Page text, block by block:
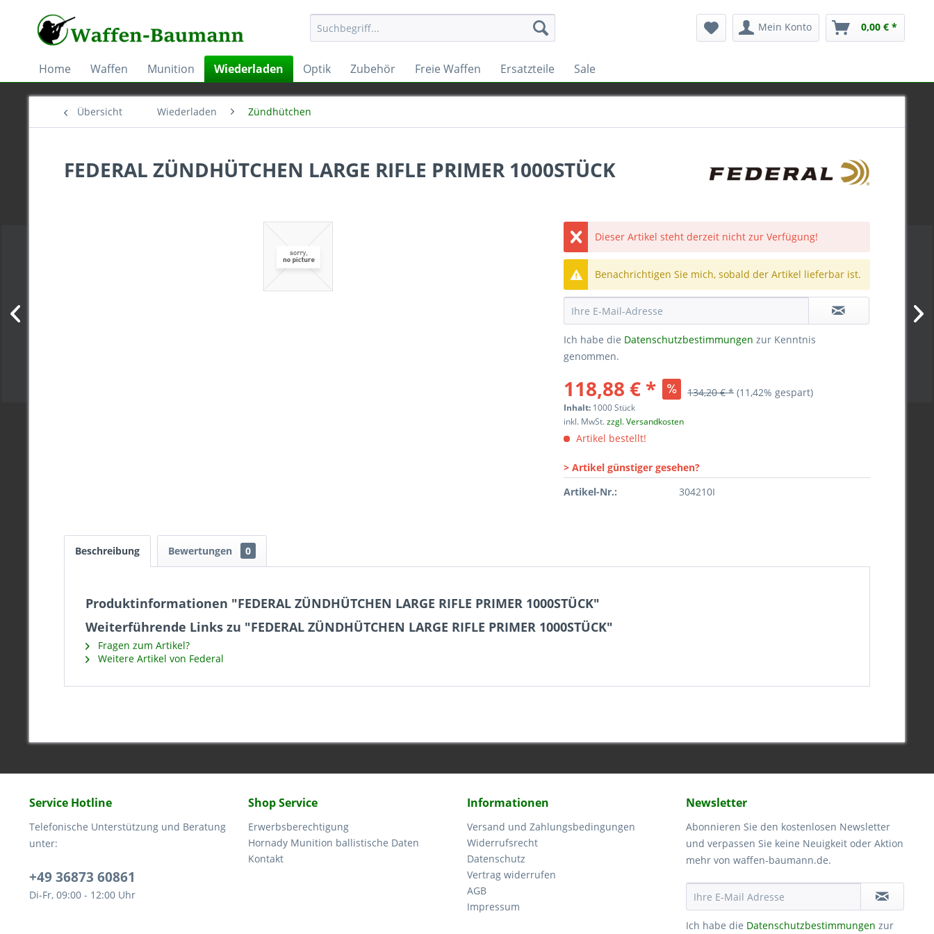
Mein Konto 0,00 € *
Home Waffen Munition Wiederladen Optik Zubehör Freie Waffen Ersatzteile Sale
Übersicht Wiederladen Zündhütchen
FEDERAL ZÜNDHÜTCHEN LARGE RIFLE PRIMER 1000STÜCK
Dieser Artikel steht derzeit nicht zur Verfügung!
Benachrichtigen Sie mich, sobald der Artikel lieferbar ist.
Ich habe die Datenschutzbestimmungen zur Kenntnis
genommen.
118,88 € * 134,20 € * (11,42% gespart)
Inhalt: 1000 Stück
inkl. MwSt.zzgl. Versandkosten
Artikel bestellt!
> Artikel günstiger gesehen?
Artikel-Nr.:
304210I
Beschreibung Bewertungen 0
Produktinformationen "FEDERAL ZÜNDHÜTCHEN LARGE RIFLE PRIMER 1000STÜCK"
Weiterführende Links zu "FEDERAL ZÜNDHÜTCHEN LARGE RIFLE PRIMER 1000STÜCK"
Fragen zum Artikel?
Weitere Artikel von Federal
Service Hotline
Telefonische Unterstützung und Beratung
unter:
+49 36873 60861
Di-Fr, 09:00 - 12:00 Uhr
Shop Service
Erwerbsberechtigung
Hornady Munition ballistische Daten
Kontakt
Informationen
Versand und Zahlungsbedingungen
Widerrufsrecht
Datenschutz
Vertrag widerrufen
AGB
Impressum
Newsletter
Abonnieren Sie den kostenlosen Newsletter
und verpassen Sie keine Neuigkeit oder Aktion
mehr von waffen-baumann.de.
Ich habe die Datenschutzbestimmungen zur